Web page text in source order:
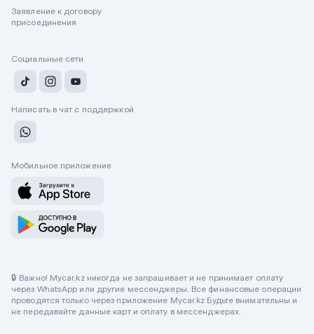
Заявление к договору
присоединения
Социальные сети
Написать в чат с поддержкой
Мобильное приложение
🔒 Важно! Mycar.kz никогда не запрашивает и не принимает оплату
через WhatsApp или другие мессенджеры. Все финансовые операции
проводятся только через приложение Mycar.kz Будьте внимательны и
не передавайте данные карт и оплату в мессенджерах.